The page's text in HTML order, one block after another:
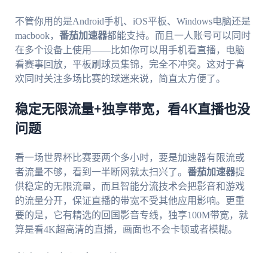
不管你用的是Android手机、iOS平板、Windows电脑还是
macbook， 番茄加速器都能支持。而且一人账号可以同时
在多个设备上使用——比如你可以用手机看直播，电脑
看赛事回放，平板刷球员集锦，完全不冲突。这对于喜
欢同时关注多场比赛的球迷来说，简直太方便了。
稳定无限流量+独享带宽，看4K直播也没
问题
看一场世界杯比赛要两个多小时，要是加速器有限流或
者流量不够，看到一半断网就太扫兴了。 番茄加速器提
供稳定的无限流量，而且智能分流技术会把影音和游戏
的流量分开，保证直播的带宽不受其他应用影响。更重
要的是，它有精选的回国影音专线，独享100M带宽，就
算是看4K超高清的直播，画面也不会卡顿或者模糊。